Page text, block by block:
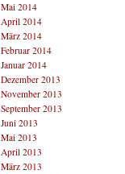
Mai 2014
April 2014
März 2014
Februar 2014
Januar 2014
Dezember 2013
November 2013
September 2013
Juni 2013
Mai 2013
April 2013
März 2013